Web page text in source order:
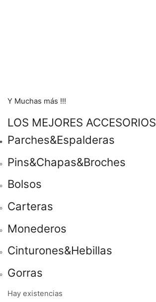
Y Muchas más !!!
LOS MEJORES ACCESORIOS
Parches&Espalderas
Pins&Chapas&Broches
Bolsos
Carteras
Monederos
Cinturones&Hebillas
Gorras
Hay existencias